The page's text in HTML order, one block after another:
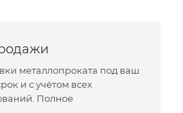
металлопроката под ваш
и с учётом всех
Полное